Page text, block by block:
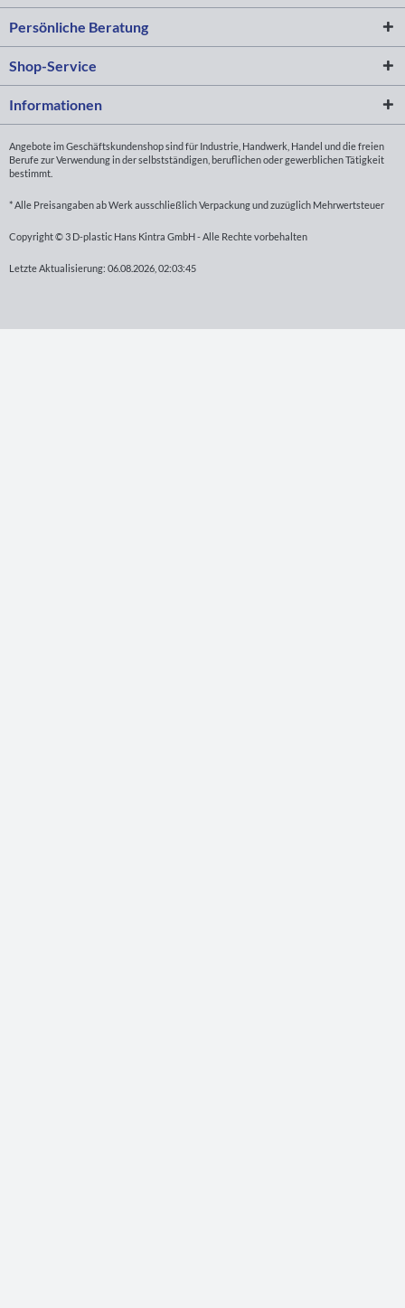
Persönliche Beratung
Shop-Service
Informationen
Angebote im Geschäftskundenshop sind für Industrie, Handwerk, Handel und die freien
Berufe zur Verwendung in der selbstständigen, beruflichen oder gewerblichen Tätigkeit
bestimmt.
* Alle Preisangaben ab Werk ausschließlich Verpackung und zuzüglich Mehrwertsteuer
Copyright © 3 D-plastic Hans Kintra GmbH - Alle Rechte vorbehalten
Letzte Aktualisierung: 06.08.2026, 02:03:45